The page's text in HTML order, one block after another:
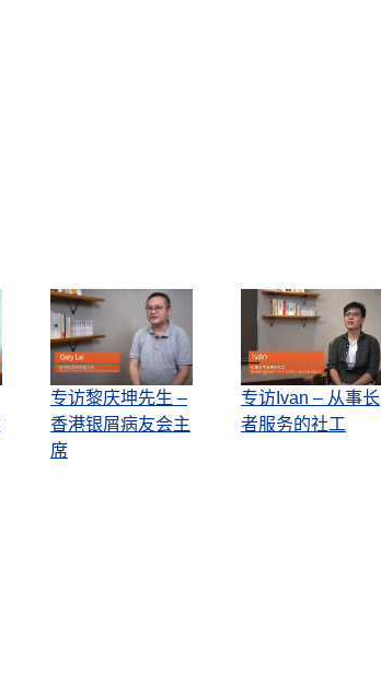
专访黎庆坤先生 –
香港银屑病友会主
席
专访Ivan – 从事长
者服务的社工